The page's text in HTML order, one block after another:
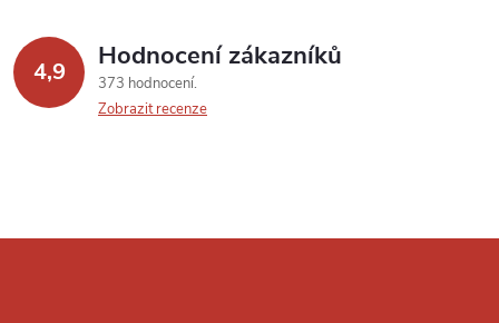
4,9 Hodnocení zákazníků
373 hodnocení
Zobrazit recenze